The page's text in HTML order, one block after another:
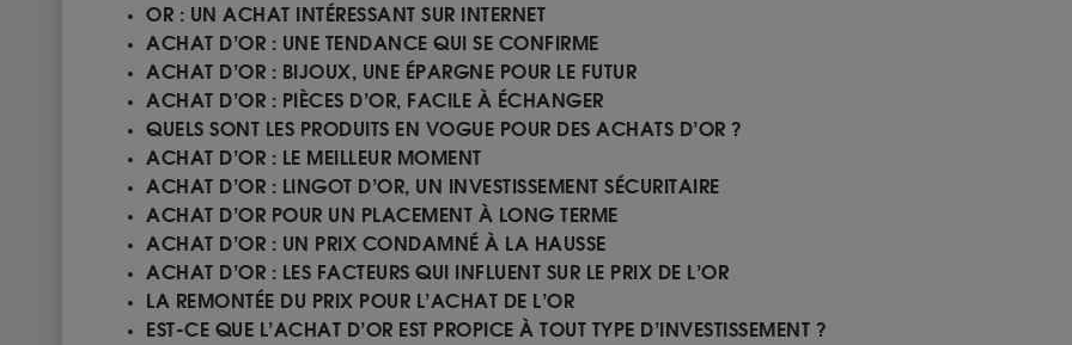
OR : UN ACHAT INTÉRESSANT SUR INTERNET
ACHAT D’OR : UNE TENDANCE QUI SE CONFIRME
ACHAT D’OR : BIJOUX, UNE ÉPARGNE POUR LE FUTUR
ACHAT D’OR : PIÈCES D’OR, FACILE À ÉCHANGER
QUELS SONT LES PRODUITS EN VOGUE POUR DES ACHATS D’OR ?
ACHAT D’OR : LE MEILLEUR MOMENT
ACHAT D’OR : LINGOT D’OR, UN INVESTISSEMENT SÉCURITAIRE
ACHAT D’OR POUR UN PLACEMENT À LONG TERME
ACHAT D’OR : UN PRIX CONDAMNÉ À LA HAUSSE
ACHAT D’OR : LES FACTEURS QUI INFLUENT SUR LE PRIX DE L’OR
LA REMONTÉE DU PRIX POUR L’ACHAT DE L’OR
EST-CE QUE L’ACHAT D’OR EST PROPICE À TOUT TYPE D’INVESTISSEMENT ?